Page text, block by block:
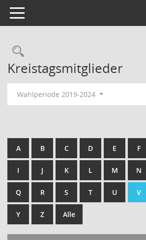
Toggle navigation
Kreistagsmitglieder
Wahlperiode 2019-2024
A B C D E F
I J K L M N
Q R S T U V
Y Z Alle